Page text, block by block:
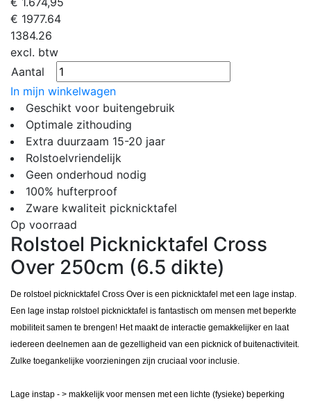
€ 1977.64
1384.26
excl. btw
Aantal
In mijn winkelwagen
Geschikt voor buitengebruik
Optimale zithouding
Extra duurzaam 15-20 jaar
Rolstoelvriendelijk
Geen onderhoud nodig
100% hufterproof
Zware kwaliteit picknicktafel
Op voorraad
Rolstoel Picknicktafel Cross
Over 250cm (6.5 dikte)
De rolstoel picknicktafel Cross Over is een picknicktafel met een lage instap.
Een lage instap rolstoel picknicktafel is fantastisch om mensen met beperkte
mobiliteit samen te brengen! Het maakt de interactie gemakkelijker en laat
iedereen deelnemen aan de gezelligheid van een picknick of buitenactiviteit.
Zulke toegankelijke voorzieningen zijn cruciaal voor inclusie.
Lage instap - > makkelijk voor mensen met een lichte (fysieke) beperking